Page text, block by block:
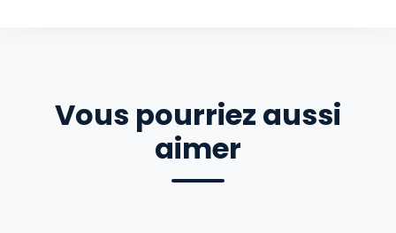
Vous pourriez aussi
aimer